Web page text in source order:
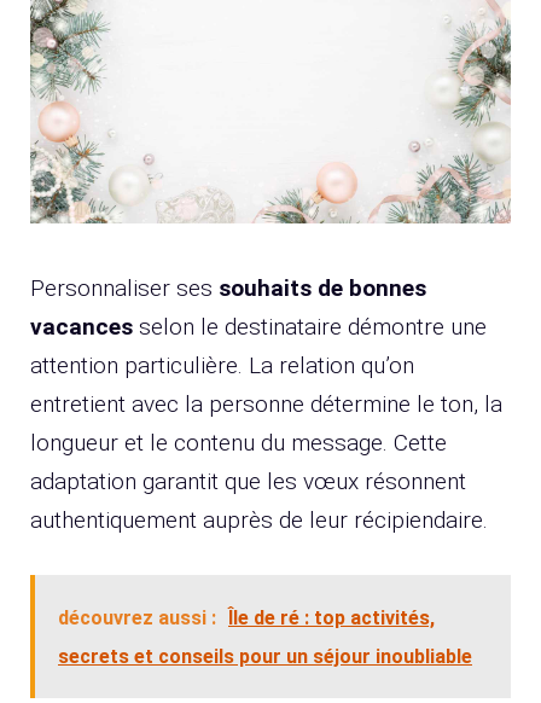
Personnaliser ses souhaits de bonnes
vacances selon le destinataire démontre une
attention particulière. La relation qu’on
entretient avec la personne détermine le ton, la
longueur et le contenu du message. Cette
adaptation garantit que les vœux résonnent
authentiquement auprès de leur récipiendaire.
découvrez aussi : Île de ré : top activités,
secrets et conseils pour un séjour inoubliable